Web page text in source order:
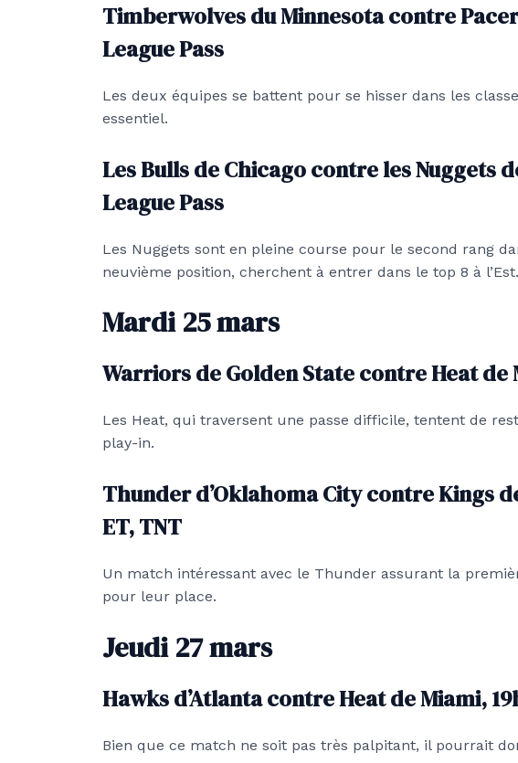
Timberwolves du Minnesota contre
League Pass
Les deux équipes se battent pour se hisser dans les
essentiel.
Les Bulls de Chicago contre les Nuggets
League Pass
Les Nuggets sont en pleine course pour le second rang
neuvième position, cherchent à entrer dans le top 8 à l’Est.
Mardi 25 mars
Warriors de Golden State contre Heat de
Les Heat, qui traversent une passe difficile, tentent de
play-in.
Thunder d’Oklahoma City contre Kings
ET, TNT
Un match intéressant avec le Thunder assurant la
pour leur place.
Jeudi 27 mars
Hawks d’Atlanta contre Heat de Miami,
Bien que ce match ne soit pas très palpitant, il pourrait